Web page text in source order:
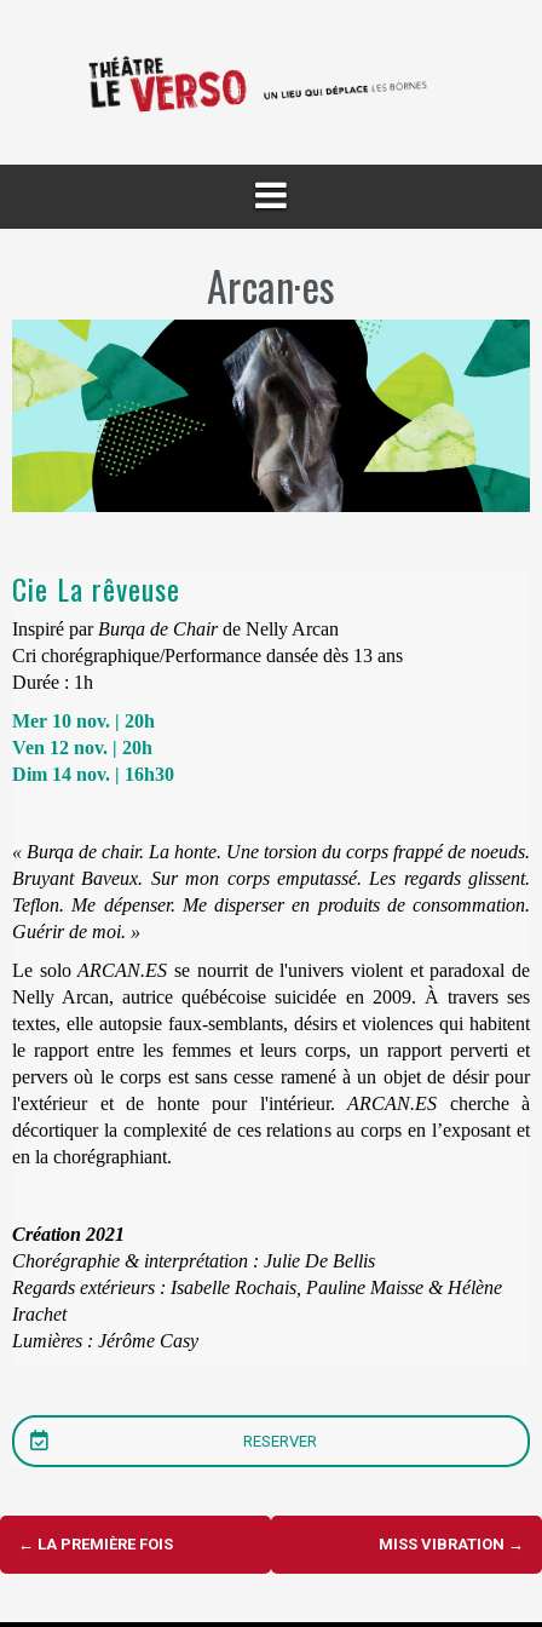
Arcan·es
Cie La rêveuse
Inspiré par Burqa de Chairde Nelly Arcan
Cri chorégraphique/Performance dansée dès 13 ans
Durée : 1h
Mer 10 nov. | 20h
Ven 12 nov. | 20h
Dim 14 nov. | 16h30
« Burqa de chair. La honte. Une torsion du corps frappé de noeuds.
Bruyant Baveux. Sur mon corps emputassé. Les regards glissent.
Teflon. Me dépenser. Me disperser en produits de consommation.
Guérir de moi. »
Le soloARCAN.ES se nourrit de l'univers violent et paradoxal de
Nelly Arcan, autrice québécoise suicidée en 2009. À travers ses
textes, elle autopsie faux-semblants, désirs et violences qui habitent
le rapport entre les femmes et leurs corps, un rapport perverti et
pervers où le corps est sans cesse ramené à un objet de désir pour
l'extérieur et de honte pour l'intérieur. ARCAN.ES cherche à
décortiquer la complexité de ces relations au corps en l’exposant et
en la chorégraphiant.
Création 2021
Chorégraphie & interprétation : Julie De Bellis
Regards extérieurs : Isabelle Rochais, Pauline Maisse & Hélène
Irachet
Lumières : Jérôme Casy
RESERVER
Navigation
d'article
← LA PREMIÈRE FOIS MISS VIBRATION →